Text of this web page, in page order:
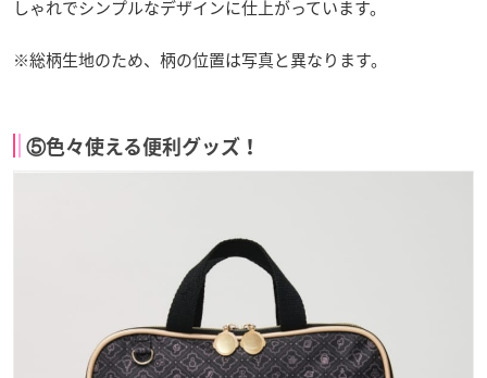
しゃれでシンプルなデザインに仕上がっています。
※総柄生地のため、柄の位置は写真と異なります。
⑤色々使える便利グッズ！